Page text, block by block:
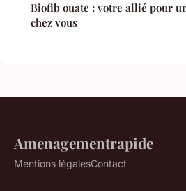
Biofib ouate : votre allié pour
chez vous
Amenagementrapide
Mentions légalesContact